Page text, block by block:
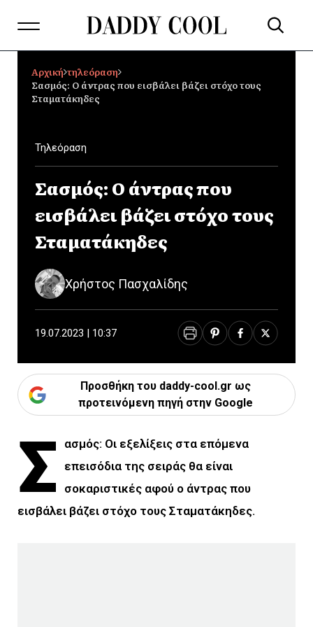
Αρχική τηλεόραση
Σασμός: Ο άντρας που εισβάλει βάζει στόχο τους
Σταματάκηδες
Τηλεόραση
Σασμός: Ο άντρας που
εισβάλει βάζει στόχο τους
Σταματάκηδες
Χρήστος Πασχαλίδης
19.07.2023 | 10:37
Προσθήκη του daddy-cool.gr ως
προτεινόμενη πηγή στην Google
Σ
ασμός: Οι εξελίξεις στα επόμενα
επεισόδια της σειράς θα είναι
σοκαριστικές αφού ο άντρας που
εισβάλει βάζει στόχο τους Σταματάκηδες.